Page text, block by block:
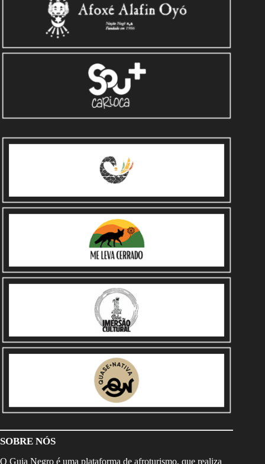
SOBRE NÓS
O Guia Negro é uma plataforma de afroturismo, que realiza